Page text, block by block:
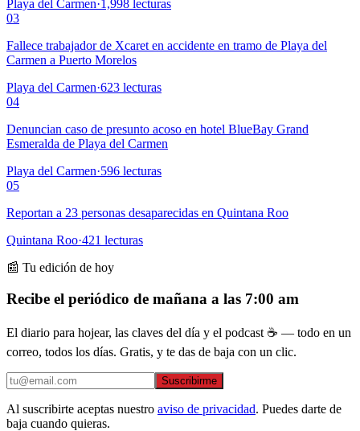
Playa del Carmen·1,998 lecturas
03
Fallece trabajador de Xcaret en accidente en tramo de Playa del
Carmen a Puerto Morelos
Playa del Carmen·623 lecturas
04
Denuncian caso de presunto acoso en hotel BlueBay Grand
Esmeralda de Playa del Carmen
Playa del Carmen·596 lecturas
05
Reportan a 23 personas desaparecidas en Quintana Roo
Quintana Roo·421 lecturas
📰 Tu edición de hoy
Recibe el periódico de mañana a las 7:00 am
El diario para hojear, las claves del día y el podcast ☕ — todo en un
correo, todos los días. Gratis, y te das de baja con un clic.
Suscribirme
Al suscribirte aceptas nuestro aviso de privacidad. Puedes darte de
baja cuando quieras.